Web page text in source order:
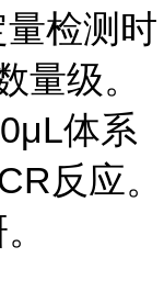
检测时
量级。
体系
反应。